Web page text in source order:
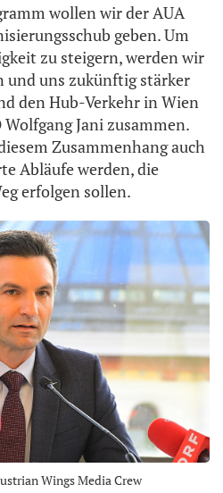
wollen wir der AUA
geben. Um
zu steigern, werden wir
und uns zukünftig stärker
den Hub-Verkehr in Wien
Jani zusammen.
Zusammenhang auch
Abläufe werden, die
erfolgen sollen.
Wings Media Crew